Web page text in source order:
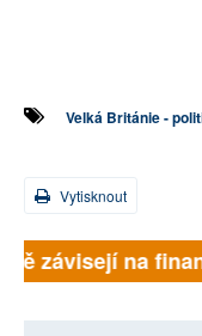
Velká Británie -
Vytisknout
závisejí na